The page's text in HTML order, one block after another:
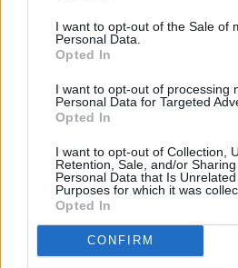
cualquier momento entrando de
visitando nuestra política de
I want to opt-out of the Sale of
Personal Data.
Opted In
I want to opt-out of processing
Personal Data for Targeted
Opted In
I want to opt-out of Collection,
Retention, Sale, and/or
Personal Data that Is
Purposes for which it was
Opted In
CONFIRM